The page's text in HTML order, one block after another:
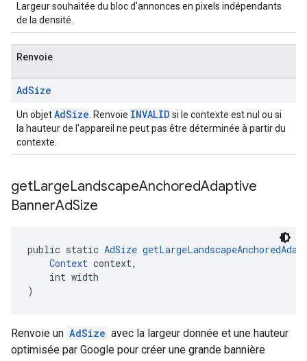
Largeur souhaitée du bloc d'annonces en pixels indépendants
de la densité.
Renvoie
AdSize
Un objetAdSize . Renvoie INVALID si le contexte est nul ou si
la hauteur de l'appareil ne peut pas être déterminée à partir du
contexte.
getLargeLandscapeAnchoredAdaptive
BannerAdSize
public static AdSize
Context context,
int width
)
Renvoie un AdSize avec la largeur donnée et une hauteur
optimisée par Google pour créer une grande bannière